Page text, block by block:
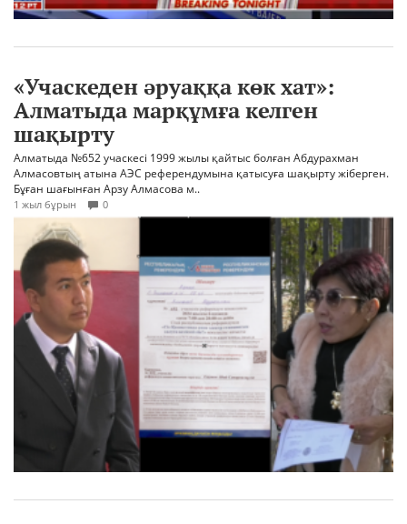
«Учаскеден әруаққа көк хат»:
Алматыда марқұмға келген
шақырту
Алматыда №652 учаскесі 1999 жылы қайтыс болған Абдурахман
Алмасовтың атына АЭС референдумына қатысуға шақырту жіберген.
Бұған шағынған Арзу Алмасова м..
1 жыл бұрын 0